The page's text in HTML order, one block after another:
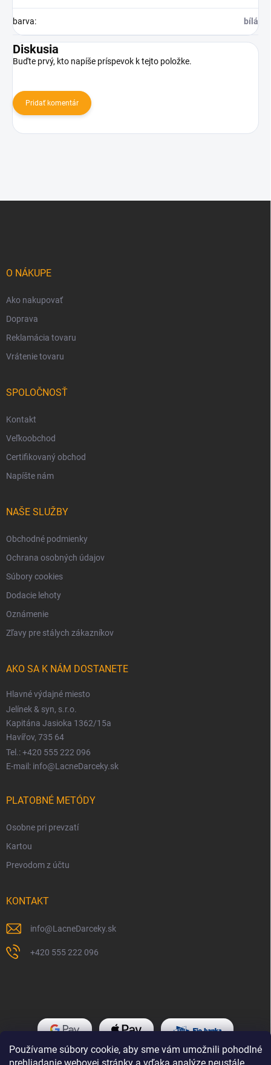
Používame súbory cookie, aby sme vám umožnili pohodlné
barva: bílá
Diskusia
Buďte prvý, kto napíše príspevok k tejto položke.
Pridať komentár
O NÁKUPE
Ako nakupovať
Doprava
Reklamácia tovaru
Vrátenie tovaru
SPOLOČNOSŤ
Kontakt
Veľkoobchod
Certifikovaný obchod
Napíšte nám
NAŠE SLUŽBY
Obchodné podmienky
Ochrana osobných údajov
Súbory cookies
Dodacie lehoty
Oznámenie
Zľavy pre stálych zákazníkov
AKO SA K NÁM DOSTANETE
Hlavné výdajné miesto
Jelínek & syn, s.r.o.
Kapitána Jasioka 1362/15a
Havířov, 735 64
Tel.: +420 555 222 096
E-mail: info@LacneDarceky.sk
PLATOBNÉ METÓDY
Osobne pri prevzatí
Kartou
Prevodom z účtu
KONTAKT
info@LacneDarceky.sk
+420 555 222 096